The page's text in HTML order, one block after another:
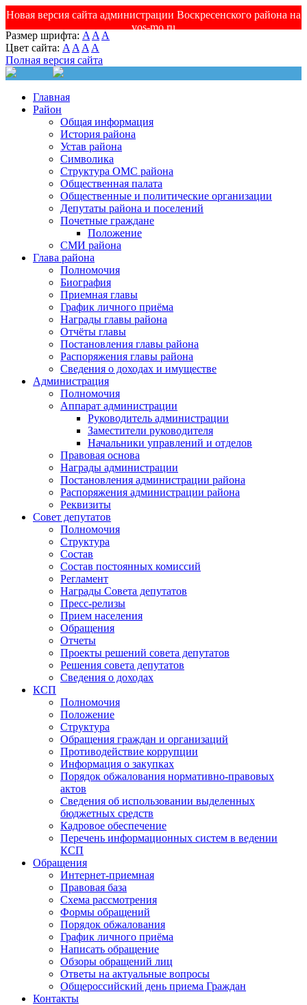
Новая версия сайта администрации Воскресенского района на
vos-mo.ru
Размер шрифта: A A A
Цвет сайта: A A A A
Полная версия сайта
Главная
Район
Общая информация
История района
Устав района
Символика
Структура ОМС района
Общественная палата
Общественные и политические организации
Депутаты района и поселений
Почетные граждане
Положение
СМИ района
Глава района
Полномочия
Биография
Приемная главы
График личного приёма
Награды главы района
Отчёты главы
Постановления главы района
Распоряжения главы района
Сведения о доходах и имуществе
Администрация
Полномочия
Аппарат администрации
Руководитель администрации
Заместители руководителя
Начальники управлений и отделов
Правовая основа
Награды администрации
Постановления администрации района
Распоряжения администрации района
Реквизиты
Совет депутатов
Полномочия
Структура
Состав
Состав постоянных комиссий
Регламент
Награды Совета депутатов
Пресс-релизы
Прием населения
Обращения
Отчеты
Проекты решений совета депутатов
Решения совета депутатов
Сведения о доходах
КСП
Полномочия
Положение
Структура
Обращения граждан и организаций
Противодействие коррупции
Информация о закупках
Порядок обжалования нормативно-правовых
актов
Сведения об использовании выделенных
бюджетных средств
Кадровое обеспечение
Перечень информационных систем в ведении
КСП
Обращения
Интернет-приемная
Правовая база
Схема рассмотрения
Формы обращений
Порядок обжалования
График личного приёма
Написать обращение
Обзоры обращений лиц
Ответы на актуальные вопросы
Общероссийский день приема Граждан
Контакты